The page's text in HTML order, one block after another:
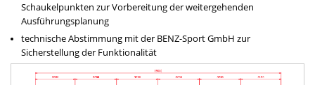
Schaukelpunkten zur Vorbereitung der weitergehenden
Ausführungsplanung
technische Abstimmung mit der BENZ-Sport GmbH zur
Sicherstellung der Funktionalität